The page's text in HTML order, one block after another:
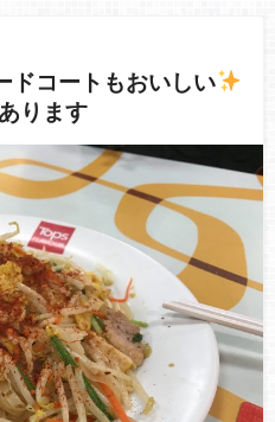
ドコートもおいしい
ります